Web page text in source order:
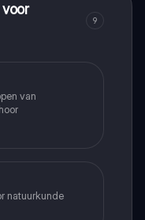
9
van
natuurkunde